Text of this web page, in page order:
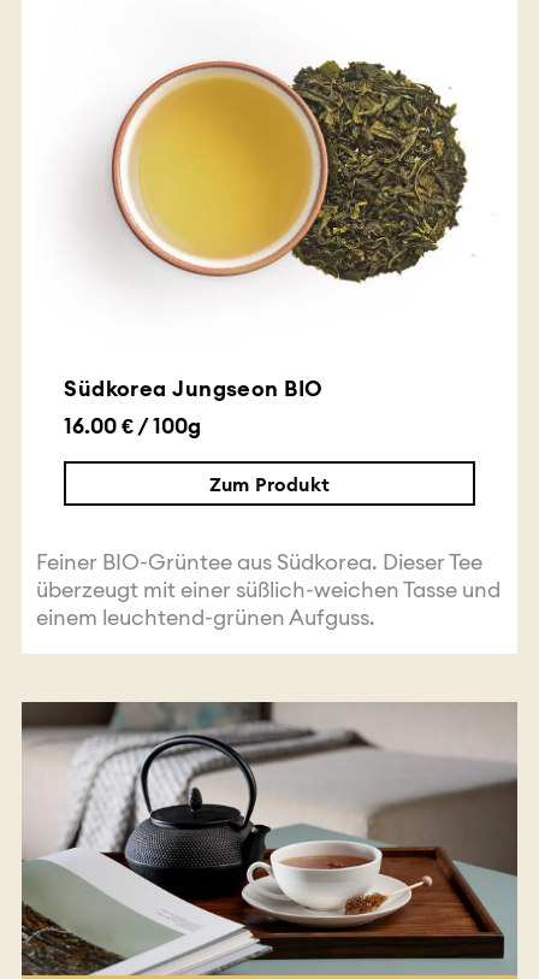
Südkorea Jungseon BIO
16.00 € / 100g
Zum Produkt
Feiner BIO-Grüntee aus Südkorea. Dieser Tee
überzeugt mit einer süßlich-weichen Tasse und
einem leuchtend-grünen Aufguss.